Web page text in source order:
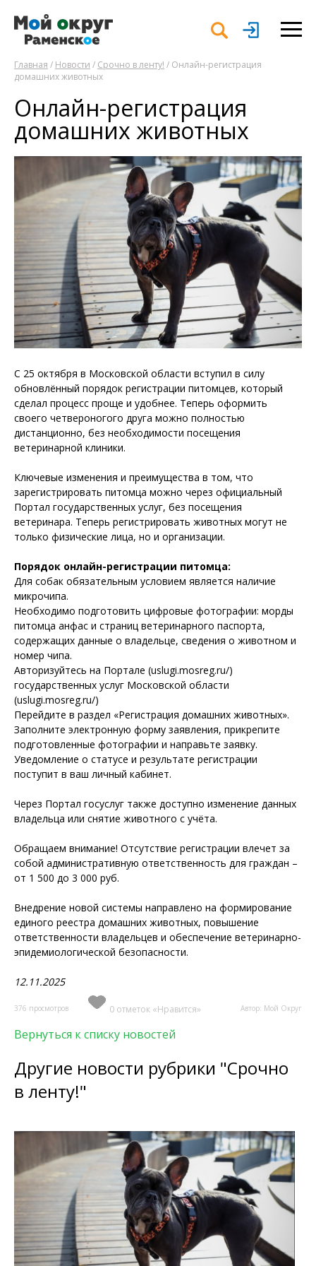
Главная / Новости / Срочно в ленту! / Онлайн-регистрация
домашних животных
Онлайн-регистрация
домашних животных
С 25 октября в Московской области вступил в силу
обновлённый порядок регистрации питомцев, который
сделал процесс проще и удобнее. Теперь оформить
своего четвероногого друга можно полностью
дистанционно, без необходимости посещения
ветеринарной клиники.
Ключевые изменения и преимущества в том, что
зарегистрировать питомца можно через официальный
Портал государственных услуг, без посещения
ветеринара. Теперь регистрировать животных могут не
только физические лица, но и организации.
Порядок онлайн-регистрации питомца:
Для собак обязательным условием является наличие
микрочипа.
Необходимо подготовить цифровые фотографии: морды
питомца анфас и страниц ветеринарного паспорта,
содержащих данные о владельце, сведения о животном и
номер чипа.
Авторизуйтесь на Портале (uslugi.mosreg.ru/)
государственных услуг Московской области
(uslugi.mosreg.ru/)
Перейдите в раздел «Регистрация домашних животных».
Заполните электронную форму заявления, прикрепите
подготовленные фотографии и направьте заявку.
Уведомление о статусе и результате регистрации
поступит в ваш личный кабинет.
Через Портал госуслуг также доступно изменение данных
владельца или снятие животного с учёта.
Обращаем внимание! Отсутствие регистрации влечет за
собой административную ответственность для граждан –
от 1 500 до 3 000 руб.
Внедрение новой системы направлено на формирование
единого реестра домашних животных, повышение
ответственности владельцев и обеспечение ветеринарно-
эпидемиологической безопасности.
12.11.2025
376 просмотров 0 отметок «Нравится» Автор: Мой Округ
Вернуться к списку новостей
Другие новости рубрики "Срочно
в ленту!"